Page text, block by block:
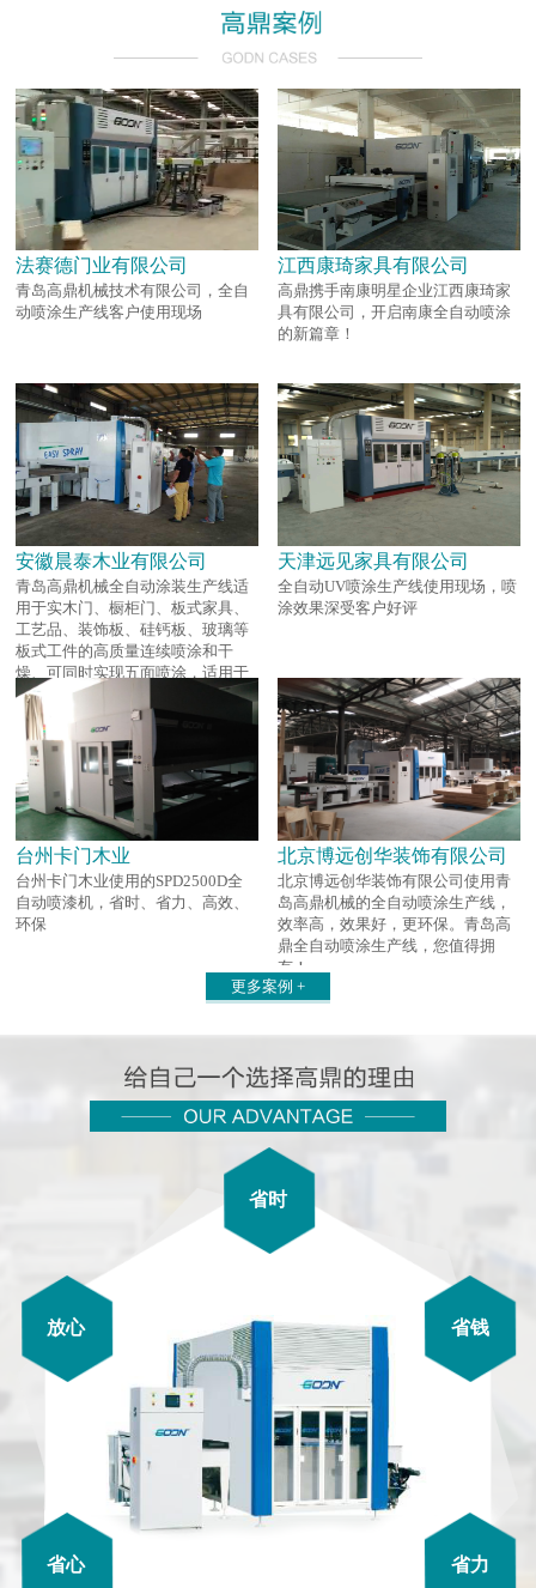
江西康琦家具有限公司
高鼎携手南康明星企业江西康琦家
具有限公司，开启南康全自动喷涂
的新篇章！
法赛德门业有限公司
青岛高鼎机械技术有限公司，全自
动喷涂生产线客户使用现场
天津远见家具有限公司
全自动UV喷涂生产线使用现场，喷
涂效果深受客户好评
安徽晨泰木业有限公司
青岛高鼎机械全自动涂装生产线适
用于实木门、橱柜门、板式家具、
工艺品、装饰板、硅钙板、玻璃等
板式工件的高质量连续喷涂和干
燥、可同时实现五面喷涂，适用于
多种油漆和涂料。
北京博远创华装饰有限公司
北京博远创华装饰有限公司使用青
岛高鼎机械的全自动喷涂生产线，
效率高，效果好，更环保。青岛高
鼎全自动喷涂生产线，您值得拥
有！
台州卡门木业
台州卡门木业使用的SPD2500D全
自动喷漆机，省时、省力、高效、
环保
更多案例 +
省时
省钱
省力
省心
放心